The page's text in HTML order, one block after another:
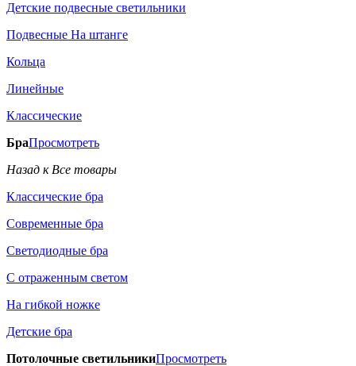
Детские подвесные светильники
Подвесные На штанге
Кольца
Линейные
Классические
БраПросмотреть
Назад к Все товары
Классические бра
Современные бра
Светодиодные бра
С отраженным светом
На гибкой ножке
Детские бра
Потолочные светильникиПросмотреть